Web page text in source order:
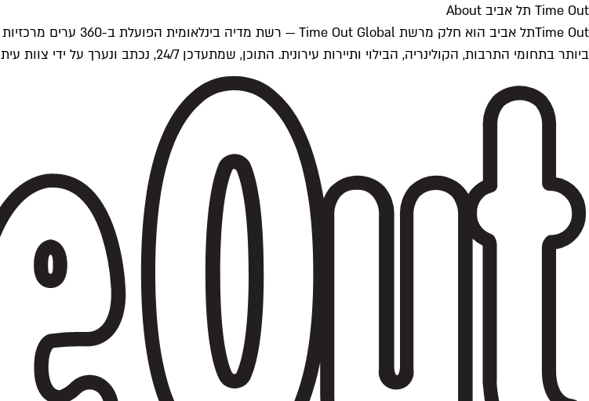
Time Out תל אביב About
ביותר בתחומי התרבות, הקולינריה, הבילוי ותיירות עירונית. התוכן, שמתעדכן 24/7, נכתב ונערך על ידי צוות עיתונאים מקצועי מקומי בישראל, בהתאם לסטנדרטים של Time Out העולמית.